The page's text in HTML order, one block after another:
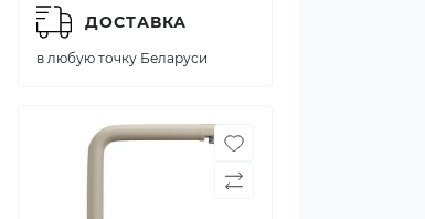
ДОСТАВКА
в любую точку Беларуси